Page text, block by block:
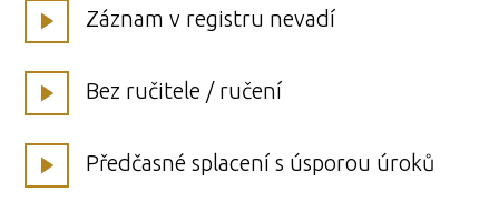
Záznam v registru nevadí
Bez ručitele / ručení
Předčasné splacení s úsporou úroků